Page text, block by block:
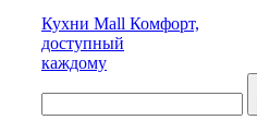
Кухни Mall Комфорт,
доступный
каждому